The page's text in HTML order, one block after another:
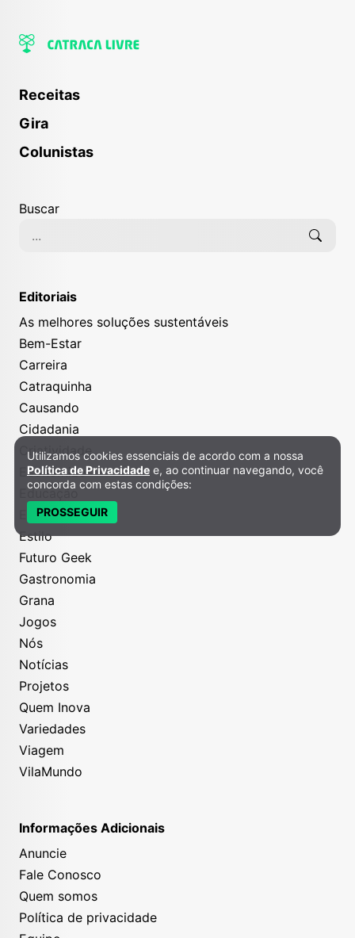
Receitas
Gira
Colunistas
Buscar
Editoriais
As melhores soluções sustentáveis
Bem-Estar
Carreira
Catraquinha
Causando
Cidadania
Criatividade
Economize
Educação
Entretenimento
Estilo
Futuro Geek
Gastronomia
Grana
Jogos
Nós
Notícias
Projetos
Quem Inova
Variedades
Viagem
VilaMundo
Informações Adicionais
Anuncie
Fale Conosco
Quem somos
Política de privacidade
Política de Privacidade e Cookies
Utilizamos cookies essenciais de acordo com a nossa
Política de Privacidade e, ao continuar navegando, você
concorda com estas condições:
PROSSEGUIR